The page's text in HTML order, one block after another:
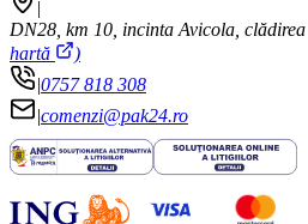
|
DN28, km 10, incinta Avicola,
hartă
)
|0757 818 308
|comenzi@pak24.ro